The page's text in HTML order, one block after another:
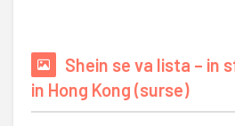
Shein se va lista – in
in Hong Kong (surse)